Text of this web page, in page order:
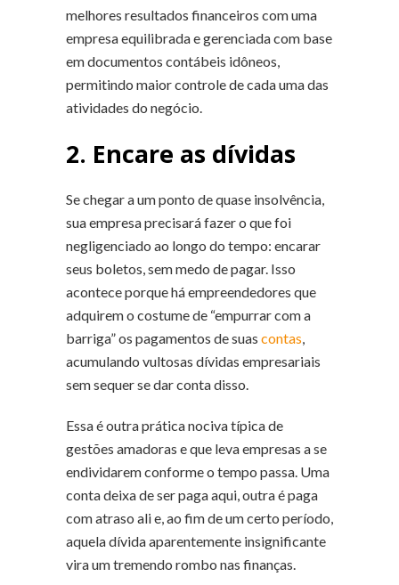
melhores resultados financeiros com uma
empresa equilibrada e gerenciada com base
em documentos contábeis idôneos,
permitindo maior controle de cada uma das
atividades do negócio.
2. Encare as dívidas
Se chegar a um ponto de quase insolvência,
sua empresa precisará fazer o que foi
negligenciado ao longo do tempo: encarar
seus boletos, sem medo de pagar. Isso
acontece porque há empreendedores que
adquirem o costume de “empurrar com a
barriga” os pagamentos de suas contas
acumulando vultosas dívidas empresariais
sem sequer se dar conta disso.
Essa é outra prática nociva típica de
gestões amadoras e que leva empresas a se
endividarem conforme o tempo passa. Uma
conta deixa de ser paga aqui, outra é paga
com atraso ali e, ao fim de um certo período,
aquela dívida aparentemente insignificante
vira um tremendo rombo nas finanças.